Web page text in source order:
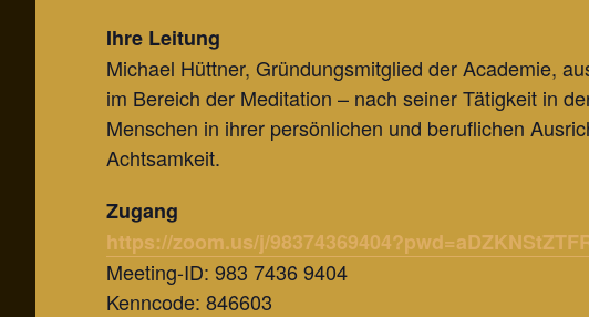
Ihre Leitung
Michael Hüttner, Gründungsmitglied der Academie,
im Bereich der Meditation – nach seiner Tätigkeit in
Menschen in ihrer persönlichen und beruflichen
Achtsamkeit.
Zugang
https://zoom.us/j/
Meeting-ID: 983 7436 9404
Kenncode: 846603